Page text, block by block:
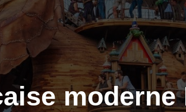
moderne